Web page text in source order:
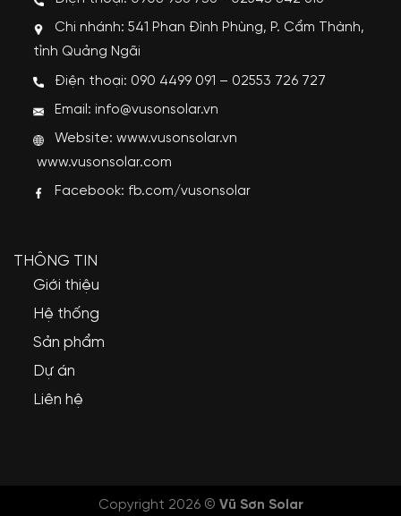
Chi nhánh: 541 Phan Đình Phùng, P. Cẩm Thành,
tỉnh Quảng Ngãi
Điện thoại: 090 4499 091 – 02553 726 727
Email: info@vusonsolar.vn
Website:www.vusonsolar.vn
www.vusonsolar.com
Facebook: fb.com/vusonsolar
THÔNG TIN
Giới thiệu
Hệ thống
Sản phẩm
Dự án
Liên hệ
Copyright 2026 © Vũ Sơn Solar